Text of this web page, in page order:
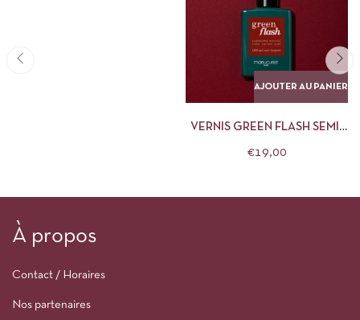
AJOUTER AU PANIER
VERNIS GREEN FLASH SEMI-
15ML MANUCURIST
€19,00
À propos
Contact / Horaires
Nos partenaires